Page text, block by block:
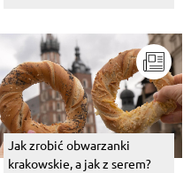
Jak zrobić obwarzanki
krakowskie, a jak z serem?